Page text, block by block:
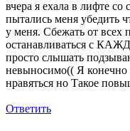
вчера я ехала в лифте
пытались меня убедить
у меня. Сбежать от всех
останавливаться с
просто слышать
невыносимо(( Я
нравяться но Такое
Ответить